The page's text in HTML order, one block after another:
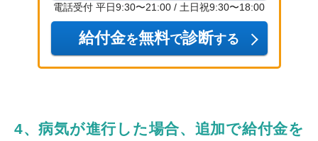
電話受付 平日9:30〜21:00 / 土日祝9:30〜18:00
給付金を無料で診断する
4、病気が進行した場合、追加で給付金を